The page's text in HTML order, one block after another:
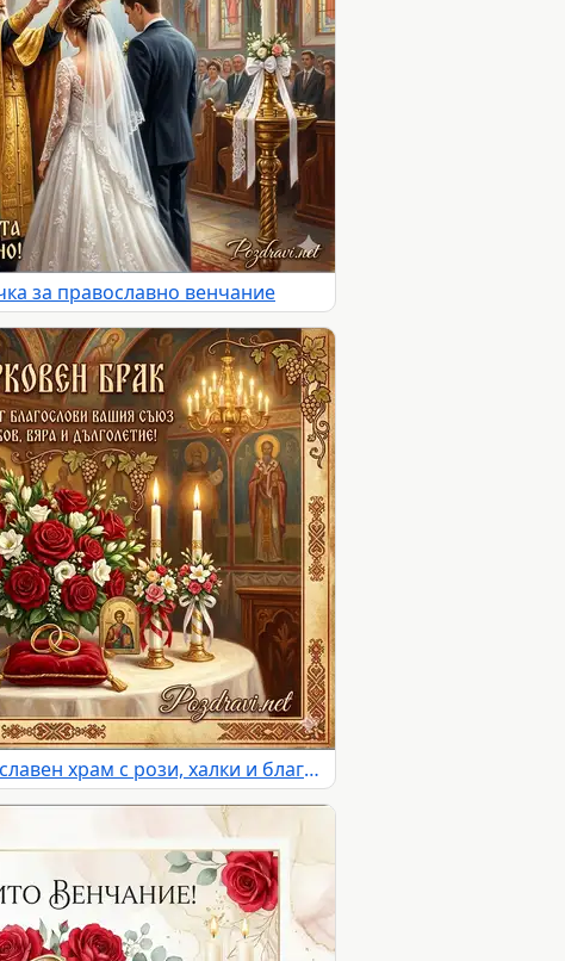
за православно венчание
Църковен брак в православен храм с рози, халки и благословия за любов и дълголетие